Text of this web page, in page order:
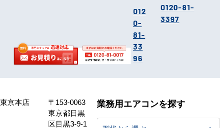
012
0-
81-
33
96
0120-81-
3397
東京本店
〒153-0063
東京都目黒
区目黒3-9-1
業務用エアコンを探す